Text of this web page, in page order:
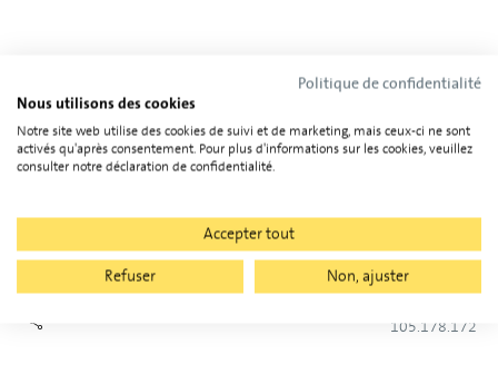
Fronius Argeno 125.0 AFCI SPD I/II
105.178.172
Politique de confidentialité
Nous utilisons des cookies
Notre site web utilise des cookies de suivi et de marketing, mais ceux-ci ne sont
activés qu'après consentement. Pour plus d'informations sur les cookies, veuillez
consulter notre déclaration de confidentialité.
Accepter tout
Refuser
Non, ajuster